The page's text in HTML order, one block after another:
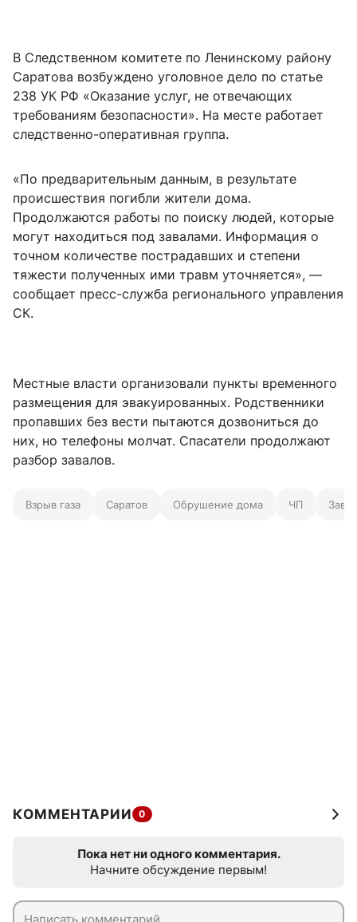
В Следственном комитете по Ленинскому району
Саратова возбуждено уголовное дело по статье
238 УК РФ «Оказание услуг, не отвечающих
требованиям безопасности». На месте работает
следственно-оперативная группа.
«По предварительным данным, в результате
происшествия погибли жители дома.
Продолжаются работы по поиску людей, которые
могут находиться под завалами. Информация о
точном количестве пострадавших и степени
тяжести полученных ими травм уточняется», —
сообщает пресс-служба регионального управления
СК.
Местные власти организовали пункты временного
размещения для эвакуированных. Родственники
пропавших без вести пытаются дозвониться до
них, но телефоны молчат. Спасатели продолжают
разбор завалов.
Взрыв газа Саратов Обрушение дома ЧП Завал
КОММЕНТАРИИ 0
Пока нет ни одного комментария.
Начните обсуждение первым!